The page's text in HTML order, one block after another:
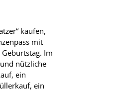
kaufen,
mit
Im
nützliche
ein
ein